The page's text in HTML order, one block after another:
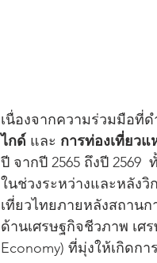
เนื่องจากความร่วมมือที่
ไกด์ และ การท่องเที่ยวแ
ปี จากปี 2565 ถึงปี 2569
ในช่วงระหว่างและหลัง
เที่ยวไทยภายหลังสถาน
ด้านเศรษฐกิจชีวภาพ เศ
Economy) ที่มุ่งให้เกิดก